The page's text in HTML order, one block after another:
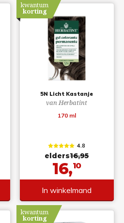
5N Licht Kastanje
van Herbatint
170 ml
kwantum
korting
4.8
elders16,95
16,10
In winkelmand
kwantum
korting